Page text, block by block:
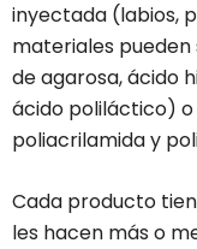
inyectada (labios,
materiales
de agarosa, ácido
ácido poliláctico)
poliacrilamida y
Cada producto
les hacen más o